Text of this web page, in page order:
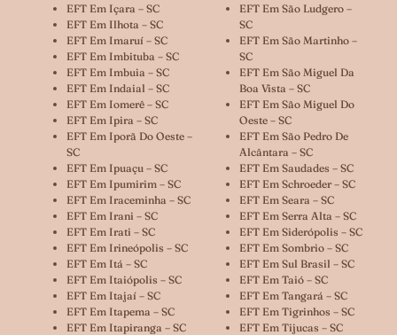
EFT Em Içara – SC
EFT Em Ilhota – SC
EFT Em Imaruí – SC
EFT Em Imbituba – SC
EFT Em Imbuia – SC
EFT Em Indaial – SC
EFT Em Iomerê – SC
EFT Em Ipira – SC
EFT Em Iporã Do Oeste –
SC
EFT Em Ipuaçu – SC
EFT Em Ipumirim – SC
EFT Em Iraceminha – SC
EFT Em Irani – SC
EFT Em Irati – SC
EFT Em Irineópolis – SC
EFT Em Itá – SC
EFT Em Itaiópolis – SC
EFT Em Itajaí – SC
EFT Em Itapema – SC
EFT Em Itapiranga – SC
EFT Em São Ludgero –
SC
EFT Em São Martinho –
SC
EFT Em São Miguel Da
Boa Vista – SC
EFT Em São Miguel Do
Oeste – SC
EFT Em São Pedro De
Alcântara – SC
EFT Em Saudades – SC
EFT Em Schroeder – SC
EFT Em Seara – SC
EFT Em Serra Alta – SC
EFT Em Siderópolis – SC
EFT Em Sombrio – SC
EFT Em Sul Brasil – SC
EFT Em Taió – SC
EFT Em Tangará – SC
EFT Em Tigrinhos – SC
EFT Em Tijucas – SC